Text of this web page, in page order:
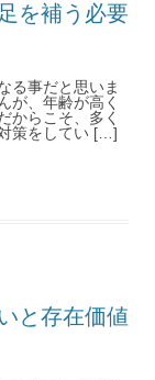
を補う必要
る事だと思いま
が、年齢が高く
からこそ、多く
策をしてい […]
と存在価値